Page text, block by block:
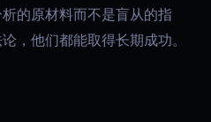
的原材料而不是盲从的指
，他们都能取得长期成功。